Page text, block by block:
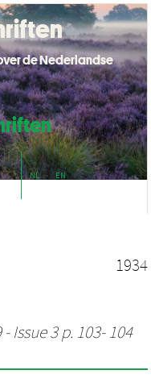
NL EN
de Nederlandse
1934
Issue 3 p. 103- 104